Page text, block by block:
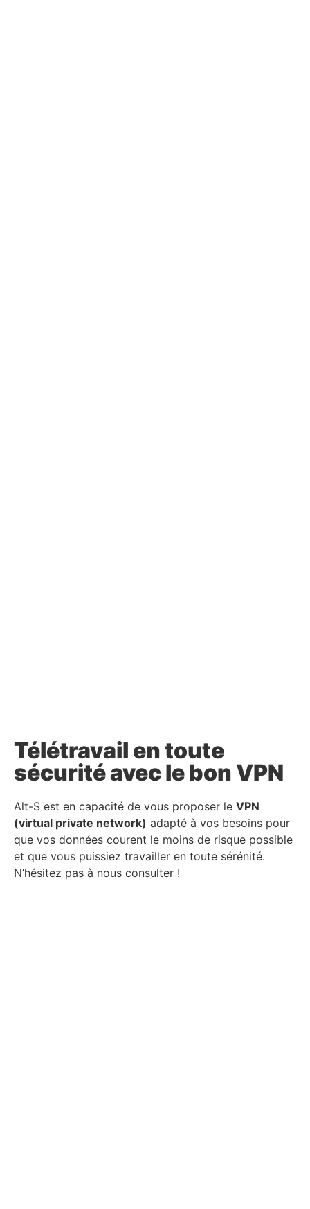
Télétravail en toute
sécurité avec le bon VPN
Alt-S est en capacité de vous proposer le VPN
(virtual private network) adapté à vos besoins pour
que vos données courent le moins de risque possible
et que vous puissiez travailler en toute sérénité.
N’hésitez pas à nous consulter !